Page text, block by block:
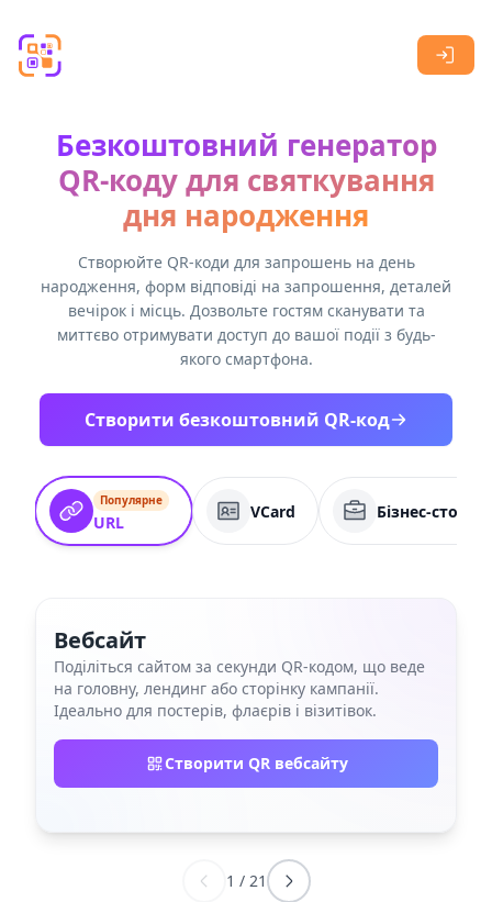
Безкоштовний генератор
QR-коду для святкування
дня народження
Створюйте QR-коди для запрошень на день
народження, форм відповіді на запрошення, деталей
вечірок і місць. Дозвольте гостям сканувати та
миттєво отримувати доступ до вашої події з будь-
якого смартфона.
Створити безкоштовний QR-код
Популярне
URL
VCard Бізнес-
Вебсайт
Поділіться сайтом за секунди QR‑кодом, що веде
на головну, лендинг або сторінку кампанії.
Ідеально для постерів, флаєрів і візитівок.
Створити QR вебсайту
1 / 21